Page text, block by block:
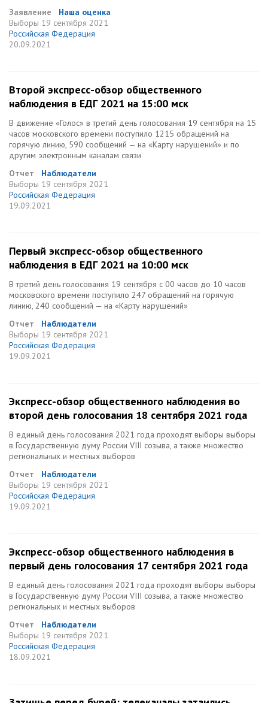
Заявление
Наша оценка
Выборы 19 сентября 2021
Российская Федерация
20.09.2021
Второй экспресс-обзор общественного
наблюдения в ЕДГ 2021 на 15:00 мск
В движение «Голос» в третий день голосования 19 сентября на 15
часов московского времени поступило 1215 обращений на
горячую линию, 590 сообщений — на «Карту нарушений» и по
другим электронным каналам связи
Отчет
Наблюдатели
Выборы 19 сентября 2021
Российская Федерация
19.09.2021
Первый экспресс-обзор общественного
наблюдения в ЕДГ 2021 на 10:00 мск
В третий день голосования 19 сентября с 00 часов до 10 часов
московского времени поступило 247 обращений на горячую
линию, 240 сообщений — на «Карту нарушений»
Отчет
Наблюдатели
Выборы 19 сентября 2021
Российская Федерация
19.09.2021
Экспресс-обзор общественного наблюдения во
второй день голосования 18 сентября 2021 года
В единый день голосования 2021 года проходят выборы выборы
в Государственную думу России VIII созыва, а также множество
региональных и местных выборов
Отчет
Наблюдатели
Выборы 19 сентября 2021
Российская Федерация
19.09.2021
Экспресс-обзор общественного наблюдения в
первый день голосования 17 сентября 2021 года
В единый день голосования 2021 года проходят выборы выборы
в Государственную думу России VIII созыва, а также множество
региональных и местных выборов
Отчет
Наблюдатели
Выборы 19 сентября 2021
Российская Федерация
18.09.2021